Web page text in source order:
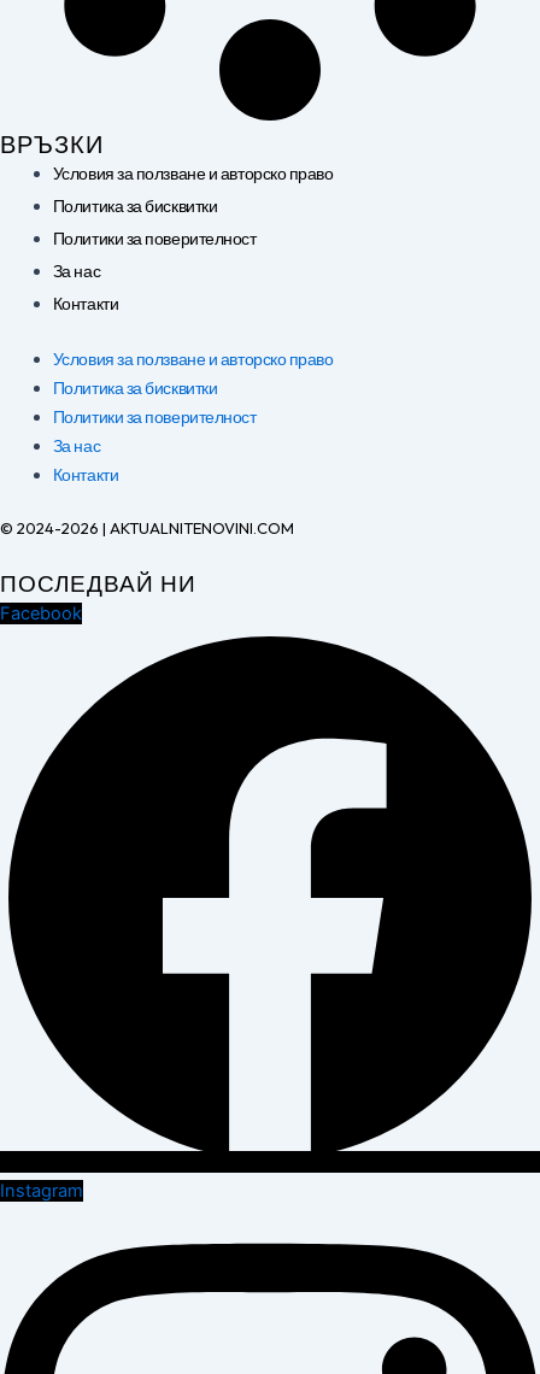
ВРЪЗКИ
Условия за ползване и авторско право
Политика за бисквитки
Политики за поверителност
За нас
Контакти
Условия за ползване и авторско право
Политика за бисквитки
Политики за поверителност
За нас
Контакти
© 2024-2026 | AKTUALNITENOVINI.COM
ПОСЛЕДВАЙ НИ
Facebook
Instagram